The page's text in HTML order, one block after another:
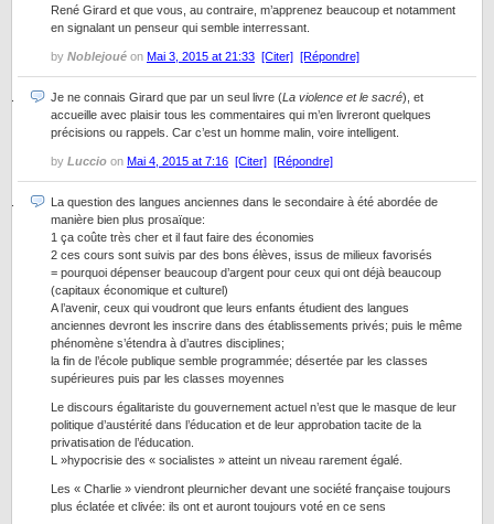
René Girard et que vous, au contraire, m’apprenez beaucoup et notamment
en signalant un penseur qui semble interressant.
by Noblejoué on Mai 3, 2015 at 21:33 [Citer] [Répondre]
Je ne connais Girard que par un seul livre (La violence et le sacré), et
accueille avec plaisir tous les commentaires qui m’en livreront quelques
précisions ou rappels. Car c’est un homme malin, voire intelligent.
by Luccio on Mai 4, 2015 at 7:16 [Citer] [Répondre]
La question des langues anciennes dans le secondaire à été abordée de
manière bien plus prosaïque:
1 ça coûte très cher et il faut faire des économies
2 ces cours sont suivis par des bons élèves, issus de milieux favorisés
= pourquoi dépenser beaucoup d’argent pour ceux qui ont déjà beaucoup
(capitaux économique et culturel)
A l’avenir, ceux qui voudront que leurs enfants étudient des langues
anciennes devront les inscrire dans des établissements privés; puis le même
phénomène s’étendra à d’autres disciplines;
la fin de l’école publique semble programmée; désertée par les classes
supérieures puis par les classes moyennes
Le discours égalitariste du gouvernement actuel n’est que le masque de leur
politique d’austérité dans l’éducation et de leur approbation tacite de la
privatisation de l’éducation.
L »hypocrisie des « socialistes » atteint un niveau rarement égalé.
Les « Charlie » viendront pleurnicher devant une société française toujours
plus éclatée et clivée: ils ont et auront toujours voté en ce sens